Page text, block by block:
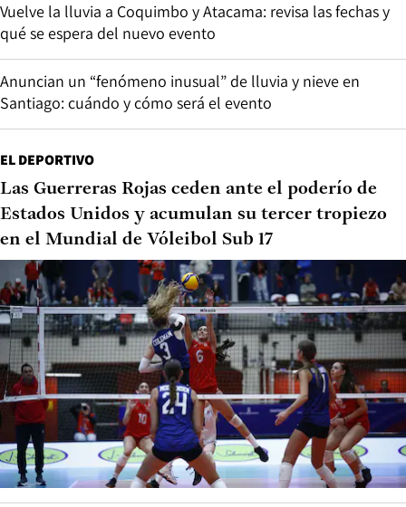
Vuelve la lluvia a Coquimbo y Atacama: revisa las fechas y
qué se espera del nuevo evento
Anuncian un “fenómeno inusual” de lluvia y nieve en
Santiago: cuándo y cómo será el evento
EL DEPORTIVO
Las Guerreras Rojas ceden ante el poderío de
Estados Unidos y acumulan su tercer tropiezo
en el Mundial de Vóleibol Sub 17